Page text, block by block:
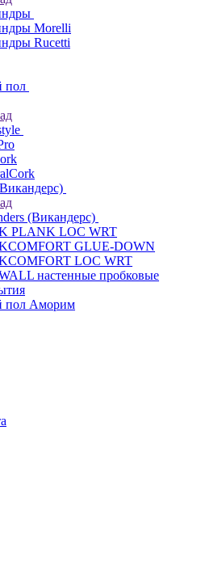
Morelli
Rucetti
пол
(Викандерс)
PLANK LOC WRT
GLUE-DOWN
LOC WRT
настенные пробковые
пол Аморим